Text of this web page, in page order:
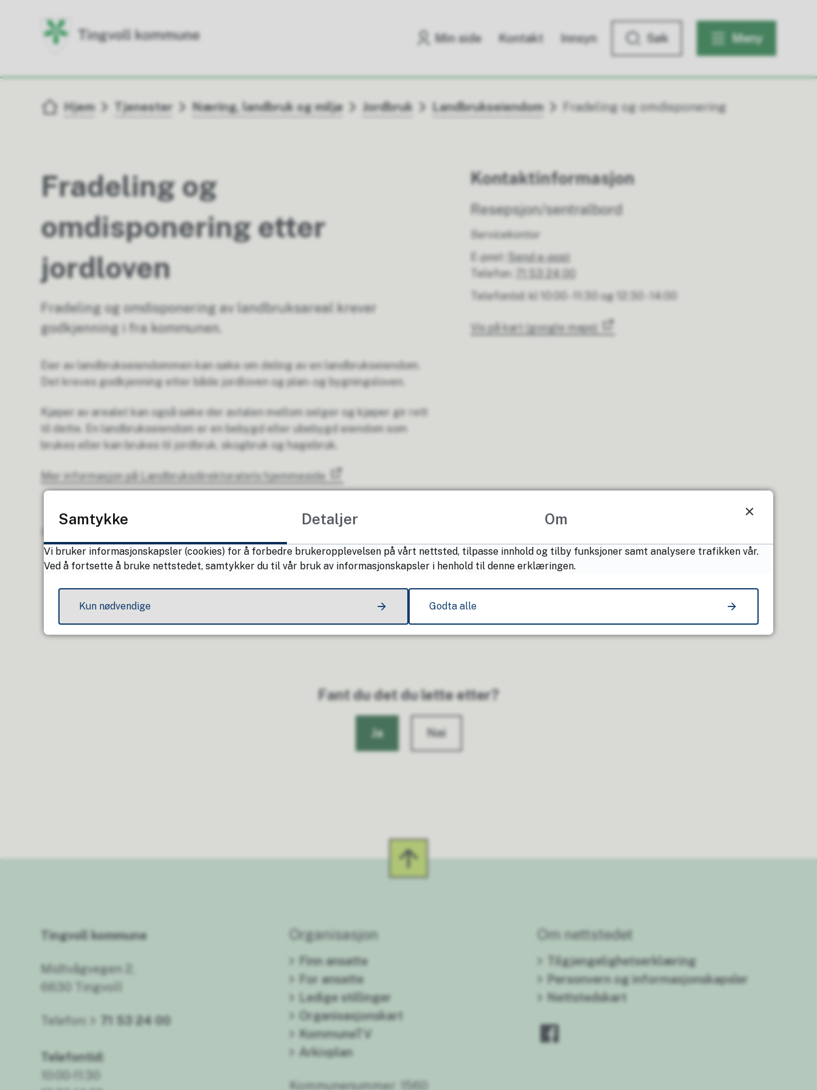
Min side Kontakt Innsyn Søk Meny
Du er her:
Hjem Tjenester Næring, landbruk og miljø Jordbruk Landbrukseiendom Fradeling og omdisponering
Fradeling og
omdisponering etter
jordloven
Fradeling og omdisponering av landbruksareal krever
godkjenning i fra kommunen.
Eier av landbrukseiendommen kan søke om deling av en landbrukseiendom.
Det kreves godkjenning etter både jordloven og plan- og bygningsloven.
Kjøper av arealet kan også søke der avtalen mellom selger og kjøper gir rett
til dette. En landbrukseiendom er en bebygd eller ubebygd eiendom som
brukes eller kan brukes til jordbruk, skogbruk og hagebruk.
Mer informasjon på Landbruksdirektoratets hjemmeside
Kontaktinformasjon
Resepsjon/sentralbord
Servicekontor
E-post
Send e-post
Telefon
71 53 24 00
Telefontid: kl 10:00 - 11:30 og 12:30 - 14:00
Vis på kart (google maps)
Fant du det du lette etter?
Ja Nei
Tingvoll kommune
Midtvågvegen 2,
6630 Tingvoll
Telefon: 71 53 24 00
Telefontid:
10:00-11:30
Organisasjon
Finn ansatte
For ansatte
Ledige stillinger
Organisasjonskart
KommuneTV
Arkivplan
Kommunenummer: 1560
Om nettstedet
Tilgjengelighetserklæring
Personvern og informasjonskapsler
Nettstedskart
Samtykke Detaljer Om
Vi bruker informasjonskapsler (cookies) for å forbedre brukeropplevelsen på vårt nettsted, tilpasse innhold og tilby funksjoner samt analysere trafikken vår.
Ved å fortsette å bruke nettstedet, samtykker du til vår bruk av informasjonskapsler i henhold til denne erklæringen.
Kun nødvendige Godta alle